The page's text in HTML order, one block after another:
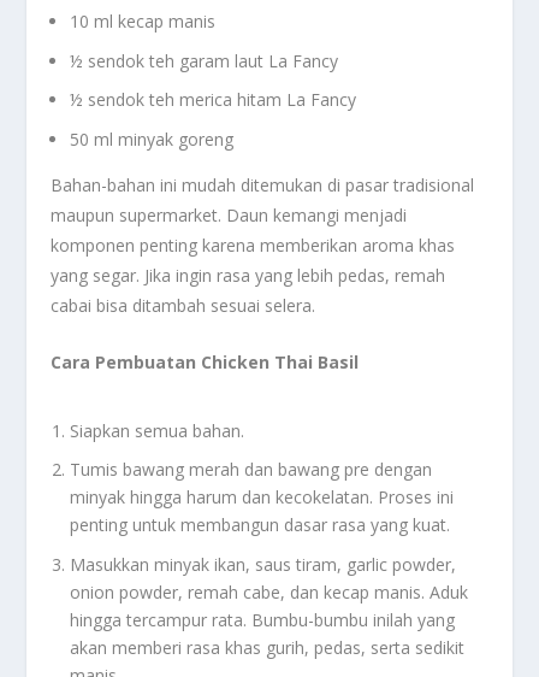
10 ml kecap manis
½ sendok teh garam laut La Fancy
½ sendok teh merica hitam La Fancy
50 ml minyak goreng
Bahan-bahan ini mudah ditemukan di pasar tradisional
maupun supermarket. Daun kemangi menjadi
komponen penting karena memberikan aroma khas
yang segar. Jika ingin rasa yang lebih pedas, remah
cabai bisa ditambah sesuai selera.
Cara Pembuatan Chicken Thai Basil
Siapkan semua bahan.
Tumis bawang merah dan bawang pre dengan
minyak hingga harum dan kecokelatan. Proses ini
penting untuk membangun dasar rasa yang kuat.
Masukkan minyak ikan, saus tiram, garlic powder,
onion powder, remah cabe, dan kecap manis. Aduk
hingga tercampur rata. Bumbu-bumbu inilah yang
akan memberi rasa khas gurih, pedas, serta sedikit